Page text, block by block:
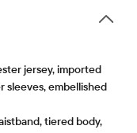
jersey, imported
sleeves, embellished
tiered body,